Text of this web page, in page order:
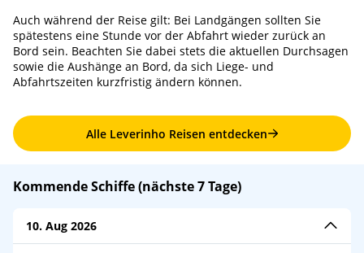
Auch während der Reise gilt: Bei Landgängen sollten Sie
spätestens eine Stunde vor der Abfahrt wieder zurück an
Bord sein. Beachten Sie dabei stets die aktuellen Durchsagen
sowie die Aushänge an Bord, da sich Liege- und
Abfahrtszeiten kurzfristig ändern können.
Alle Leverinho Reisen entdecken
Kommende Schiffe (nächste 7 Tage)
10. Aug 2026